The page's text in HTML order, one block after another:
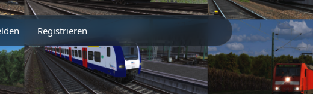
Artikel Partner
Registrieren